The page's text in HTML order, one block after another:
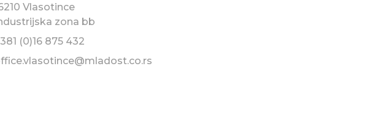
Vlasotince
zona bb
(0)16 875 432